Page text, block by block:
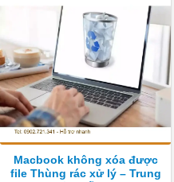
Macbook không xóa được
file Thùng rác xử lý – Trung